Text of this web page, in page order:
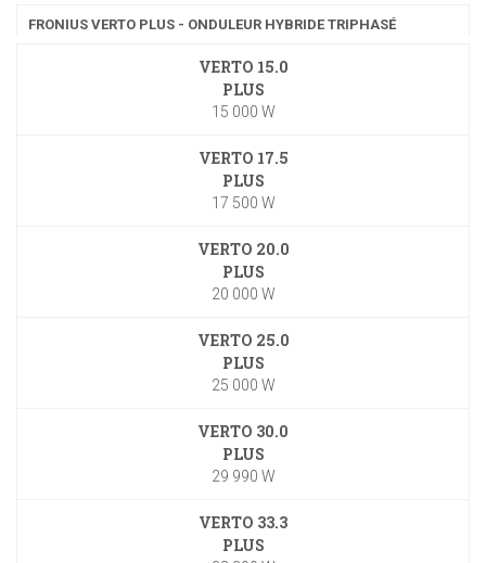
FRONIUS VERTO PLUS - ONDULEUR HYBRIDE TRIPHASÉ
VERTO 15.0
PLUS
15 000 W
VERTO 17.5
PLUS
17 500 W
VERTO 20.0
PLUS
20 000 W
VERTO 25.0
PLUS
25 000 W
VERTO 30.0
PLUS
29 990 W
VERTO 33.3
PLUS